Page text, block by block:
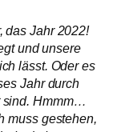
das Jahr 2022!
und unsere
lässt. Oder es
Jahr durch
Hmmm…
muss gestehen,